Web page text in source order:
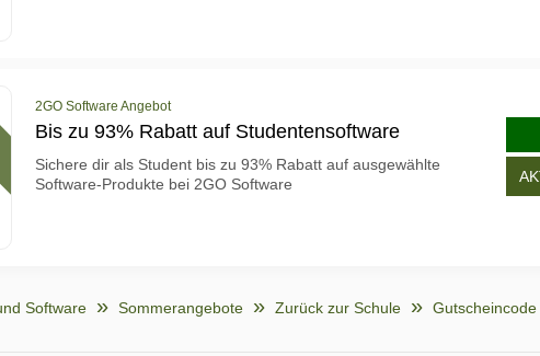
2GO Software Angebot
Bis zu 93% Rabatt auf Studentensoftware
Sichere dir als Student bis zu 93% Rabatt auf ausgewählte
Software-Produkte bei 2GO Software
Software Sommerangebote Zurück zur Schule